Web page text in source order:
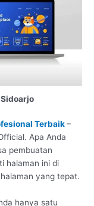
Terbaik–
Apa Anda
pembuatan
halaman ini di
yang tepat.
hanya satu